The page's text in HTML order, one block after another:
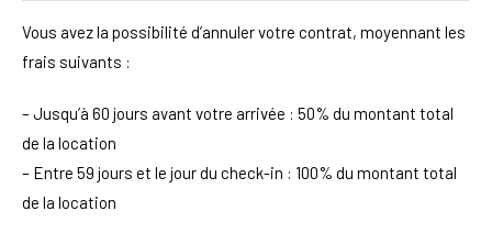
Vous avez la possibilité d’annuler votre contrat, moyennant les
frais suivants :
– Jusqu’à 60 jours avant votre arrivée : 50% du montant total
de la location
– Entre 59 jours et le jour du check-in : 100% du montant total
de la location